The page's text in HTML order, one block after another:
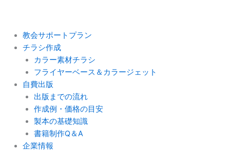
教会サポートプラン
チラシ作成
カラー素材チラシ
フライヤーベース＆カラージェット
自費出版
出版までの流れ
作成例・価格の目安
製本の基礎知識
書籍制作Q＆A
企業情報